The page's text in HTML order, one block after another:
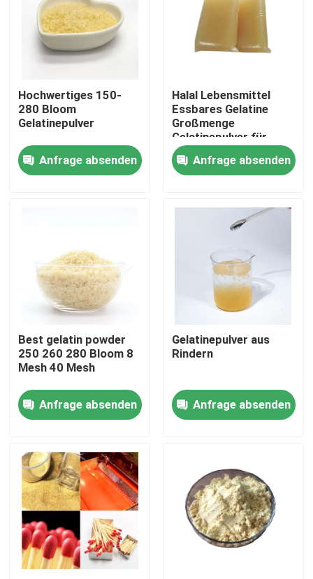
Nach Hause
Kontakte
Produkte
Nahrungsmittelgrad-Gelatine-Pulver
Essbares Gelatine-Pulver
Halal Rindfleisch-Gelatine
Industrielles Gelatine-Pulver
Technische Gelatine
Hochwertiges 150-
280 Bloom
Gelatinepulver
Anfrage absenden
Halal Lebensmittel
Essbares Gelatine
Großmenge
Gelatinepulver für
Kuchen Saft und
Desserts
Anfrage absenden
Best gelatin powder
250 260 280 Bloom 8
Mesh 40 Mesh
Anfrage absenden
Gelatinepulver aus
Rindern
Anfrage absenden